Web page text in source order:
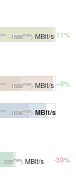
- 1686max) MBit/s+11%
- 1688max)MBit/s +9%
- 1696max)MBit/s
- 935max) MBit/s -39%